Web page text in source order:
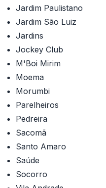
Jardim Paulistano
Jardim São Luiz
Jardins
Jockey Club
M'Boi Mirim
Moema
Morumbi
Parelheiros
Pedreira
Sacomã
Santo Amaro
Saúde
Socorro